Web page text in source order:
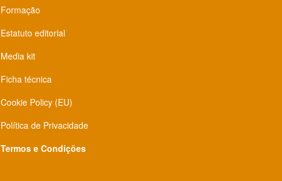
Formação
Estatuto editorial
Media kit
Ficha técnica
Cookie Policy (EU)
Política de Privacidade
Termos e Condições